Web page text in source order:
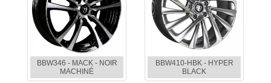
BBW346 - MACK - NOIR
MACHINÉ
BBW410-HBK - HYPER
BLACK